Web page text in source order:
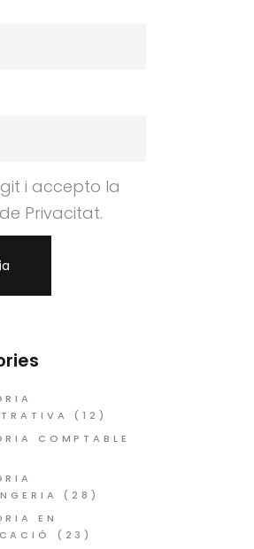
i accepto la
Privacitat.
(12)
COMPTABLE
(28)
EN
(23)